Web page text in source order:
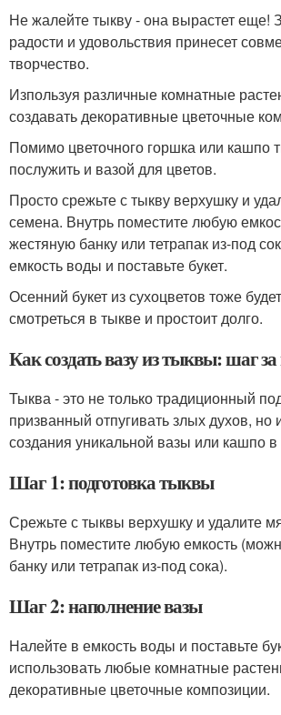
Не жалейте тыкву - она вырастет еще!
радости и удовольствия принесет
творчество.
Изпользуя различные комнатные
создавать декоративные цветочные
Помимо цветочного горшка или кашпо
послужить и вазой для цветов.
Просто срежьте с тыкву верхушку и
семена. Внутрь поместите любую
жестяную банку или тетрапак из-под
емкость воды и поставьте букет.
Осенний букет из сухоцветов тоже
смотреться в тыкве и простоит долго.
Как создать вазу из тыквы: шаг
Тыква - это не только традиционный
призванный отпугивать злых духов, но
создания уникальной вазы или кашпо в
Шаг 1: подготовка тыквы
Срежьте с тыквы верхушку и удалите
Внутрь поместите любую емкость
банку или тетрапак из-под сока).
Шаг 2: наполнение вазы
Налейте в емкость воды и поставьте
использовать любые комнатные
декоративные цветочные композиции.